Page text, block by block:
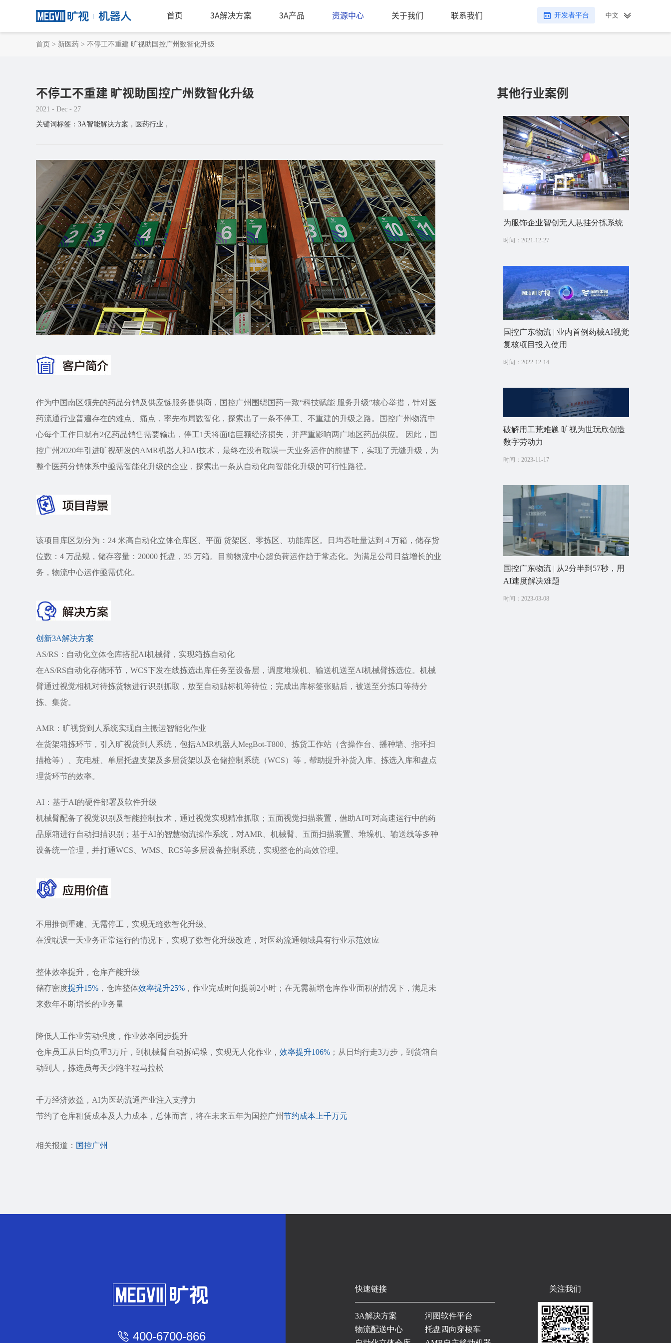
首页 3A解决方案 3A产品 资源中心 关于我们 联系我们 开发者平台 中文
首页 > 新医药 > 不停工不重建 旷视助国控广州数智化升级
不停工不重建 旷视助国控广州数智化升级
2021 - Dec - 27
关键词标签：3A智能解决方案，医药行业，
作为中国南区领先的药品分销及供应链服务提供商，国控广州围绕国药一致“科技赋能 服务升级”核心举措，针对医
药流通行业普遍存在的难点、痛点，率先布局数智化，探索出了一条不停工、不重建的升级之路。国控广州物流中
心每个工作日就有2亿药品销售需要输出，停工1天将面临巨额经济损失，并严重影响两广地区药品供应。 因此，国
控广州2020年引进旷视研发的AMR机器人和AI技术，最终在没有耽误一天业务运作的前提下，实现了无缝升级，为
整个医药分销体系中亟需智能化升级的企业，探索出一条从自动化向智能化升级的可行性路径。
该项目库区划分为：24 米高自动化立体仓库区、平面 货架区、零拣区、功能库区。日均吞吐量达到 4 万箱，储存货
位数：4 万品规，储存容量：20000 托盘，35 万箱。目前物流中心超负荷运作趋于常态化。为满足公司日益增长的业
务，物流中心运作亟需优化。
创新3A解决方案
AS/RS：自动化立体仓库搭配AI机械臂，实现箱拣自动化
在AS/RS自动化存储环节，WCS下发在线拣选出库任务至设备层，调度堆垛机、输送机送至AI机械臂拣选位。机械
臂通过视觉相机对待拣货物进行识别抓取，放至自动贴标机等待位；完成出库标签张贴后，被送至分拣口等待分
拣、集货。
AMR：旷视货到人系统实现自主搬运智能化作业
在货架箱拣环节，引入旷视货到人系统，包括AMR机器人MegBot-T800、拣货工作站（含操作台、播种墙、指环扫
描枪等）、充电桩、单层托盘支架及多层货架以及仓储控制系统（WCS）等，帮助提升补货入库、拣选入库和盘点
理货环节的效率。
AI：基于AI的硬件部署及软件升级
机械臂配备了视觉识别及智能控制技术，通过视觉实现精准抓取；五面视觉扫描装置，借助AI可对高速运行中的药
品原箱进行自动扫描识别；基于AI的智慧物流操作系统，对AMR、机械臂、五面扫描装置、堆垛机、输送线等多种
设备统一管理，并打通WCS、WMS、RCS等多层设备控制系统，实现整仓的高效管理。
不用推倒重建、无需停工，实现无缝数智化升级。
在没耽误一天业务正常运行的情况下，实现了数智化升级改造，对医药流通领域具有行业示范效应
整体效率提升，仓库产能升级
储存密度提升15% ，仓库整体效率提升25% ，作业完成时间提前2小时 ；在无需新增仓库作业面积的情况下，满足未
来数年不断增长的业务量
降低人工作业劳动强度，作业效率同步提升
仓库员工从日均负重3万斤，到机械臂自动拆码垛，实现无人化作业， 效率提升106% ；从日均行走3万步，到货箱自
动到人，拣选员每天少跑半程马拉松
千万经济效益，AI为医药流通产业注入支撑力
节约了仓库租赁成本及人力成本，总体而言，将在未来五年为国控广州节约成本上千万元
相关报道： 国控广州
其他行业案例
为服饰企业智创无人悬挂分拣系统
时间：2021-12-27
国控广东物流 | 业内首例药械AI视觉
复核项目投入使用
时间：2022-12-14
破解用工荒难题 旷视为世玩欣创造
数字劳动力
时间：2023-11-17
国控广东物流 | 从2分半到57秒，用
AI速度解决难题
时间：2023-03-08
400-6700-866
快速链接
3A解决方案
物流配送中心
河图软件平台
托盘四向穿梭车
关注我们